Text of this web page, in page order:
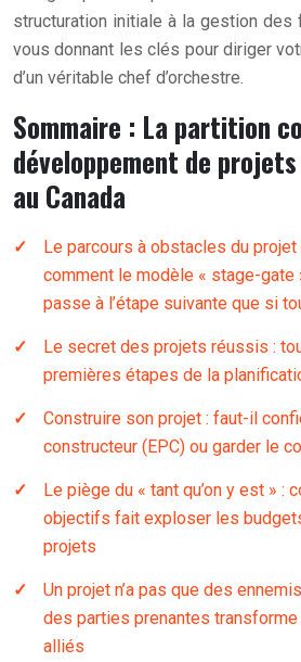
structuration initiale à la gestion des
vous donnant les clés pour diriger
d’un véritable chef d’orchestre.
Sommaire : La partition
développement de
au Canada
Le parcours à obstacles du projet
comment le modèle « stage-gate
passe à l’étape suivante que si
Le secret des projets réussis :
premières étapes de la
Construire son projet : faut-il
constructeur (EPC) ou garder le
Le piège du « tant qu’on y est » :
objectifs fait exploser les
projets
Un projet n’a pas que des
des parties prenantes
alliés